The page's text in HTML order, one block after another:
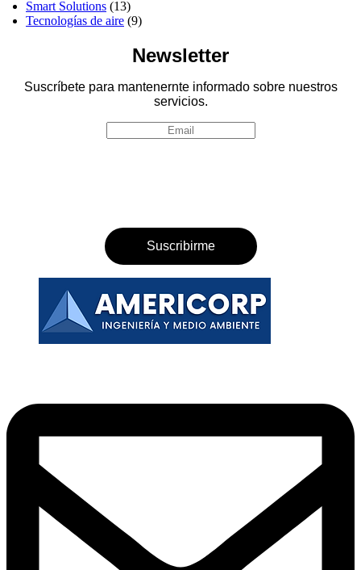
Smart Solutions (13)
Tecnologías de aire (9)
Newsletter
Suscríbete para mantenernte informado sobre nuestros
servicios.